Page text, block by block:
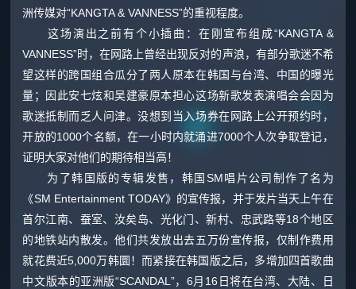
洲传媒对“KANGTA & VANNESS”的重视程度。
这场演出之前有个小插曲：在刚宣布组成“KANGTA &
VANNESS”时，在网路上曾经出现反对的声浪，有部分歌迷不希
望这样的跨国组合瓜分了两人原本在韩国与台湾、中国的曝光
量；因此安七炫和吴建豪原本担心这场新歌发表演唱会会因为
歌迷抵制而乏人问津。没想到当入场券在网路上公开预约时，
开放的1000个名额，在一小时内就涌进7000个人次争取登记，
证明大家对他们的期待相当高！
为了韩国版的专辑发售，韩国SM唱片公司制作了名为
《SM Entertainment TODAY》的宣传报，并于发片当天上午在
首尔江南、蚕室、汝矣岛、光化门、新村、忠武路等18个地区
的地铁站内散发。他们共发放出去五万份宣传报，仅制作费用
就花费近5,000万韩圜！而紧接在韩国版之后，多增加四首歌曲
中文版本的亚洲版“SCANDAL”，6月16日将在台湾、大陆、日